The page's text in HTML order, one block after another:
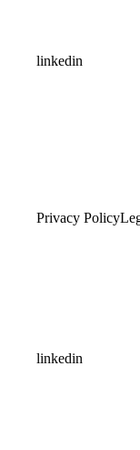
linkedin
Privacy Policy
linkedin